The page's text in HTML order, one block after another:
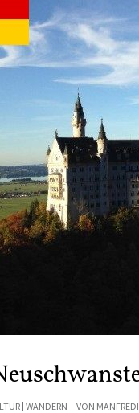
WANDERN – VON